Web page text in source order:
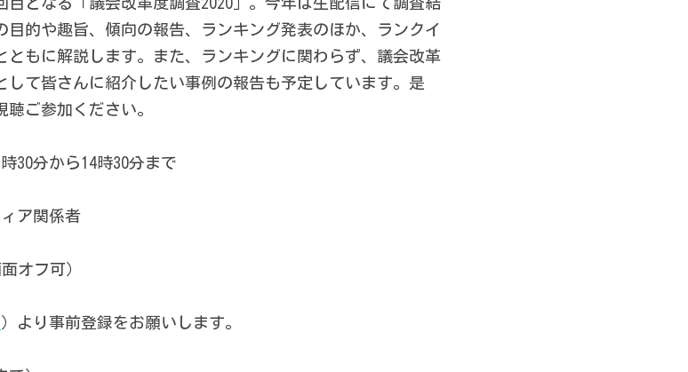
的や趣旨、傾向の報告、ランキング発表のほか、ランクイ
ともに解説します。また、ランキングに関わらず、議会改革
て皆さんに紹介したい事例の報告も予定しています。是
ご参加ください。
30分から14時30分まで
ア関係者
オフ可）
）より事前登録をお願いします。